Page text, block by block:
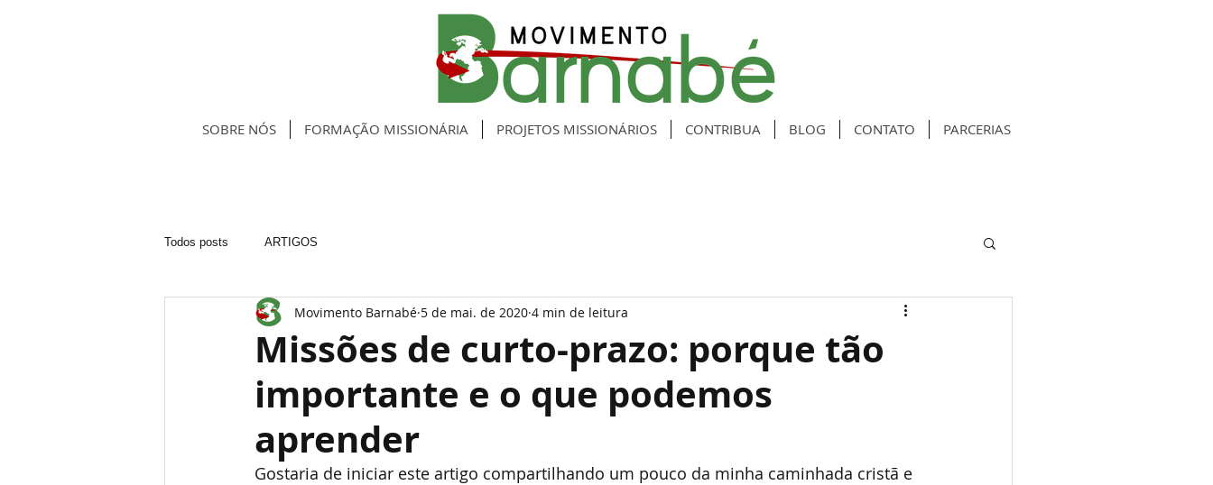
SOBRE NÓS FORMAÇÃO MISSIONÁRIA PROJETOS MISSIONÁRIOS CONTRIBUA BLOG CONTATO PARCERIAS
Todos posts ARTIGOS
Missões de curto-prazo: porque tão
importante e o que podemos
aprender
Movimento Barnabé 5 de mai. de 2020 4 min de leitura
Gostaria de iniciar este artigo compartilhando um pouco da minha caminhada cristã e